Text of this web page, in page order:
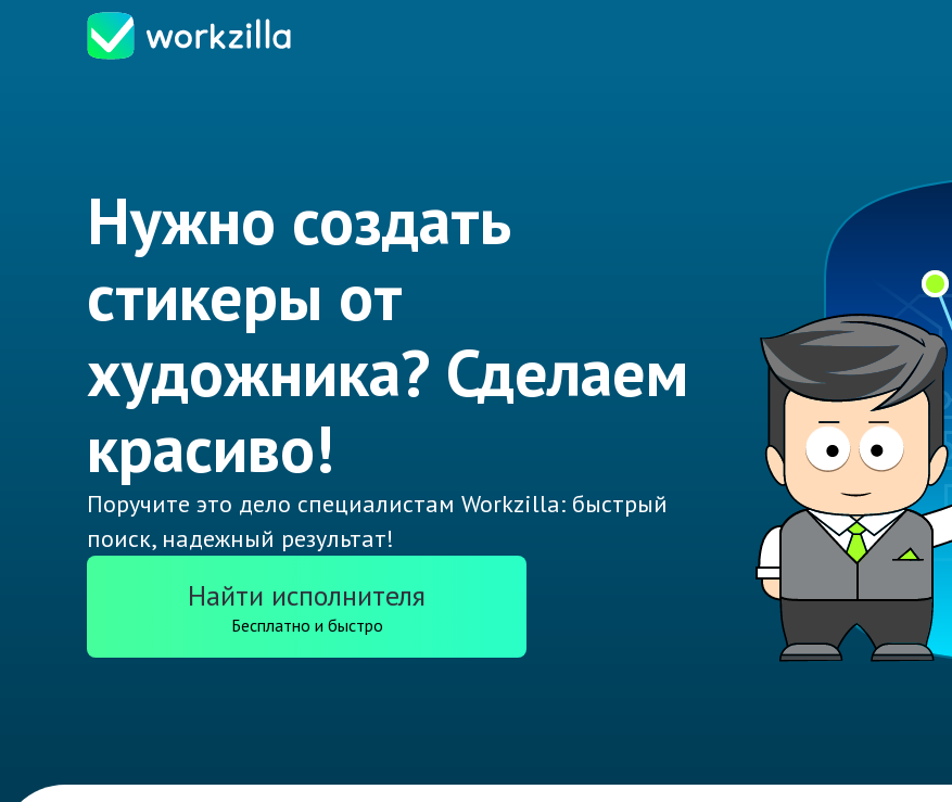
Нужно создать
стикеры от
художника? Сделаем
красиво!
Поручите это дело специалистам Workzilla: быстрый
поиск, надежный результат!
Найти исполнителя
Бесплатно и быстро